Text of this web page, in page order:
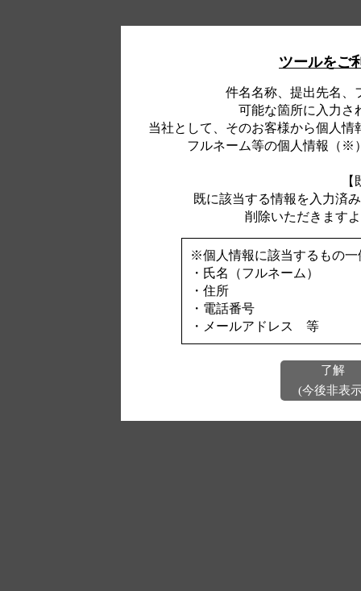
ツールをご
件名名称、提出先名、
可能な箇所に入力さ
当社として、そのお客様から個人
フルネーム等の個人情報（※
既に該当する情報を入力済
削除いただきます
※個人情報に該当するもの一
・氏名（フルネーム）
・住所
・電話番号
・メールアドレス 等
了解
(今後非表